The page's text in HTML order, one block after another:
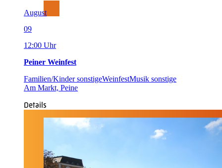
August
09
12:00 Uhr
Peiner Weinfest
Familien/Kinder sonstigeWeinfestMusik sonstige
Am Markt, Peine
Details